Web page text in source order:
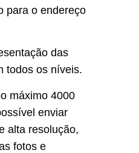
para o endereço
das
todos os níveis.
máximo 4000
enviar
alta resolução,
fotos e